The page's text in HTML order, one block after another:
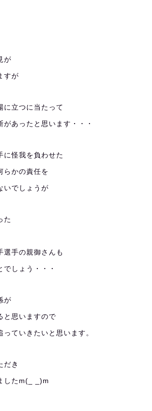
が
すが
に立つに当たって
があったと思います・・・
に怪我を負わせた
らかの責任を
いでしょうが
た
選手の親御さんも
でしょう・・・
が
と思いますので
っていきたいと思います。
だき
したm(_ _)m